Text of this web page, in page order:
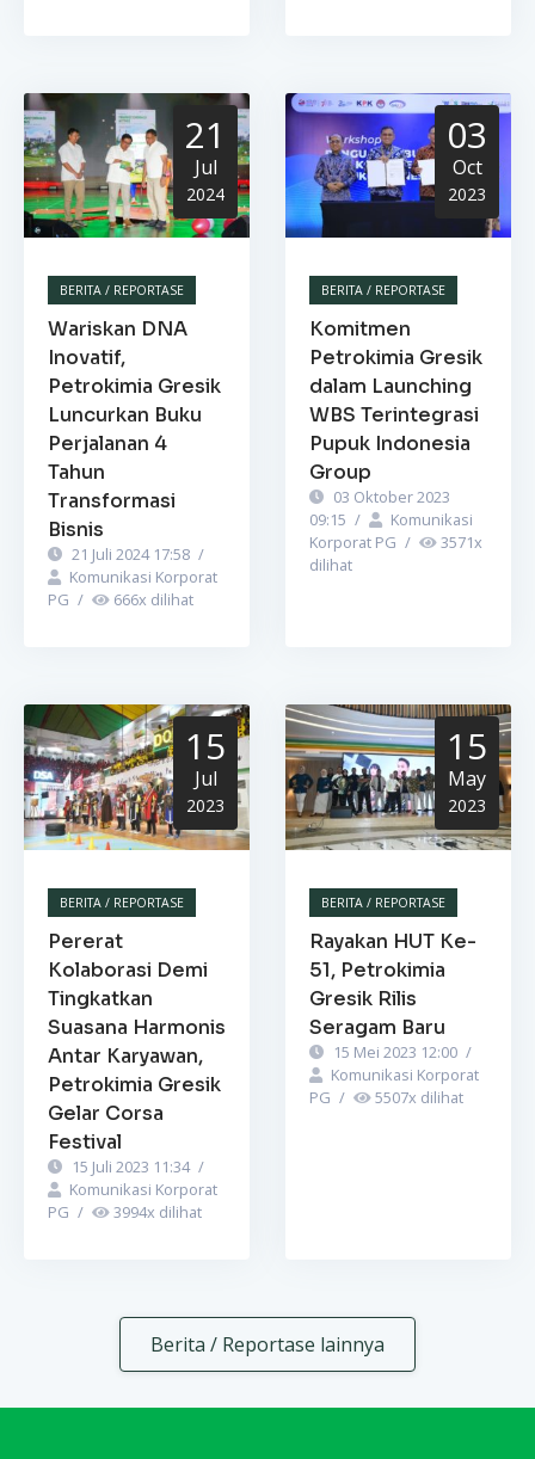
21
Jul
2024
BERITA / REPORTASE
Wariskan DNA
Inovatif,
Petrokimia Gresik
Luncurkan Buku
Perjalanan 4
Tahun
Transformasi
Bisnis
21 Juli 2024 17:58 /
Komunikasi Korporat
PG / 666x dilihat
03
Oct
2023
BERITA / REPORTASE
Komitmen
Petrokimia Gresik
dalam Launching
WBS Terintegrasi
Pupuk Indonesia
Group
03 Oktober 2023
09:15 /
Komunikasi
Korporat PG / 3571x
dilihat
15
Jul
2023
BERITA / REPORTASE
Pererat
Kolaborasi Demi
Tingkatkan
Suasana Harmonis
Antar Karyawan,
Petrokimia Gresik
Gelar Corsa
Festival
15 Juli 2023 11:34 /
Komunikasi Korporat
PG / 3994x dilihat
15
May
2023
BERITA / REPORTASE
Rayakan HUT Ke-
51, Petrokimia
Gresik Rilis
Seragam Baru
15 Mei 2023 12:00 /
Komunikasi Korporat
PG / 5507x dilihat
Berita / Reportase lainnya